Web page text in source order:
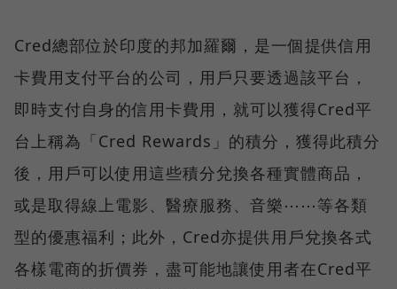
Cred總部位於印度的邦加羅爾，是一個提供信用
卡費用支付平台的公司，用戶只要透過該平台，
即時支付自身的信用卡費用，就可以獲得Cred平
台上稱為「Cred Rewards」的積分，獲得此積分
後，用戶可以使用這些積分兌換各種實體商品，
或是取得線上電影、醫療服務、音樂⋯⋯等各類
型的優惠福利；此外，Cred亦提供用戶兌換各式
各樣電商的折價券，盡可能地讓使用者在Cred平